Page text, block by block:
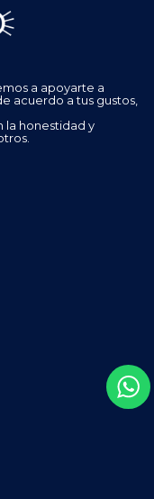
a apoyarte a
acuerdo a tus gustos,
la honestidad y